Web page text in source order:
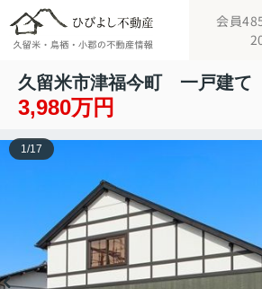
会員
久留米市津福今町 一戸建て
3,980万円
1/17